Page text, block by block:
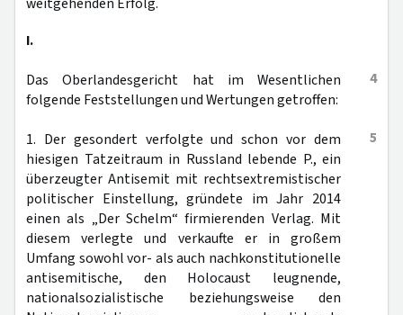
I.
4
Das Oberlandesgericht hat im Wesentlichen
folgende Feststellungen und Wertungen getroffen:
5
1. Der gesondert verfolgte und schon vor dem
hiesigen Tatzeitraum in Russland lebende P., ein
überzeugter Antisemit mit rechtsextremistischer
politischer Einstellung, gründete im Jahr 2014
einen als „Der Schelm“ firmierenden Verlag. Mit
diesem verlegte und verkaufte er in großem
Umfang sowohl vor- als auch nachkonstitutionelle
antisemitische, den Holocaust leugnende,
nationalsozialistische beziehungsweise den